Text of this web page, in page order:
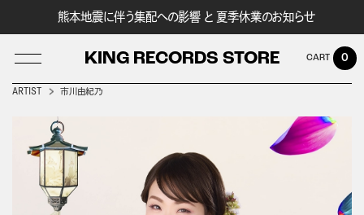
熊本地震に伴う集配への影響 と 夏季休業のお知らせ
KING RECORDS STORE
LOG IN
0
ARTIST 市川由紀乃